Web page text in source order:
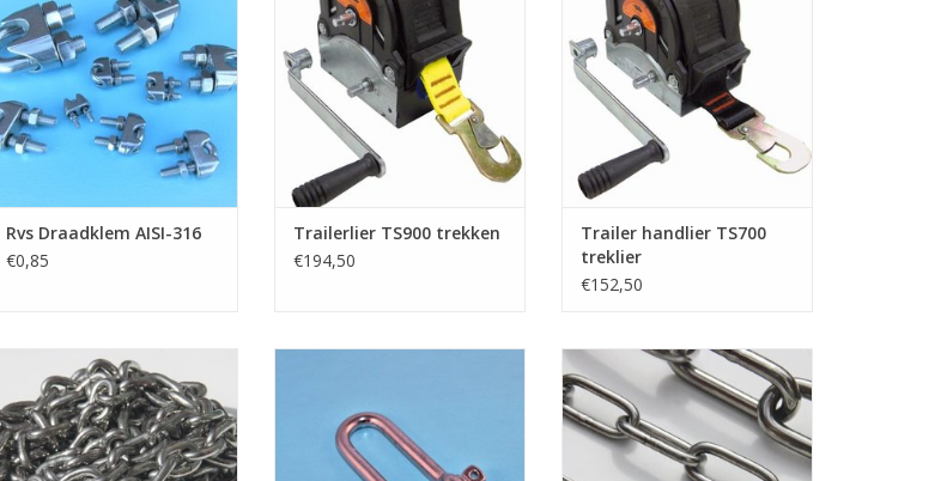
makkelijk en veilig een staalkabel
vast zetten. De draadklem is van
Rvs AISI-316
TOEVOEGEN AAN WINKELWAGEN
Rvs Draadklem AISI-316
€0,85
trekken.
Opdraaien kan op 1 snelheid.
Heeft een kunststof kap en is van
Europees fabrikaat
TOEVOEGEN AAN WINKELWAGEN
Trailerlier TS900 trekken
€194,50
trekken.
Opwikkelen kan op 1 snelheid.
De lier is zelfremmend waardoor
de lading niet zomaar los kan
schieten. Levering is incl. zwengel
TOEVOEGEN AAN WINKELWAGEN
Trailer handlier TS700
treklier
€152,50
Rvs ketting kortschalmig volgens
DIN 766, AISI-316, diameter 2 t/m
13 mm. Op bos van 50 meter. de
rvs ketting is geschikt als
ankerketting
mm t/m 12 mm
TOEVOEGEN AAN WINKELWAGEN
Rvs ketting Langschalming DIN
763, AISI-316, 2mm t/m 13mm,
per meter.
TOEVOEGEN AAN WINKELWAGEN